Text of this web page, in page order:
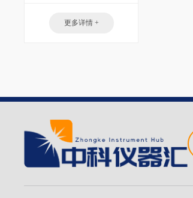
更多详情 +